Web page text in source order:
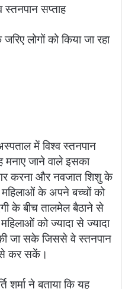
स्तनपान सप्ताह
लोगों को किया जा रहा
में विश्व स्तनपान
मनाए जाने वाले इसका
करना और नवजात शिशु के
महिलाओं के अपने बच्चों को
के बीच तालमेल बैठाने से
को ज्यादा से ज्यादा
जा सके जिससे वे स्तनपान
कर सकें।
शर्मा ने बताया कि यह